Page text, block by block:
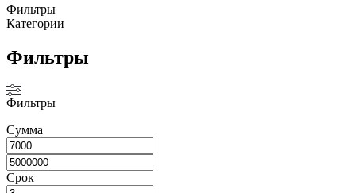
Фильтры
Категории
Фильтры
Фильтры
Сумма
Срок